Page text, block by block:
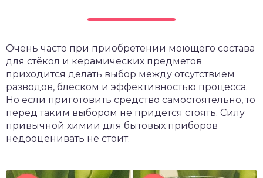
Очень часто при приобретении моющего состава
для стёкол и керамических предметов
приходится делать выбор между отсутствием
разводов, блеском и эффективностью процесса.
Но если приготовить средство самостоятельно, то
перед таким выбором не придётся стоять. Силу
привычной химии для бытовых приборов
недооценивать не стоит.